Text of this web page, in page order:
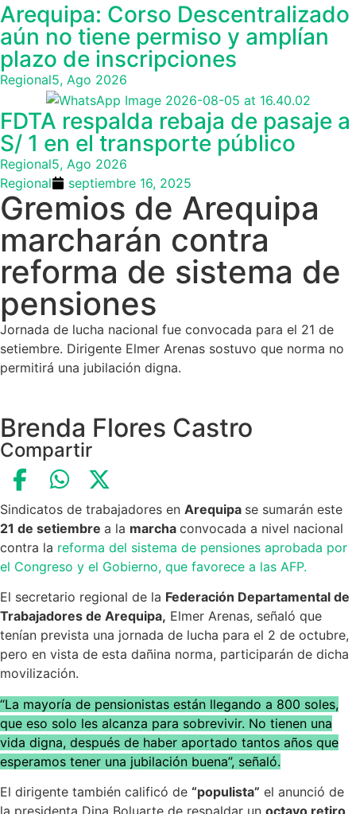
Arequipa: Corso Descentralizado
aún no tiene permiso y amplían
plazo de inscripciones
Regional5, Ago 2026
FDTA respalda rebaja de pasaje a
S/ 1 en el transporte público
Regional5, Ago 2026
Regional
septiembre 16, 2025
Gremios de Arequipa
marcharán contra
reforma de sistema de
pensiones
Jornada de lucha nacional fue convocada para el 21 de
setiembre. Dirigente Elmer Arenas sostuvo que norma no
permitirá una jubilación digna.
Brenda Flores Castro
Compartir
Sindicatos de trabajadores en Arequipa se sumarán este
21 de setiembre a la marcha convocada a nivel nacional
contra la reforma del sistema de pensiones aprobada por
el Congreso y el Gobierno, que favorece a las AFP.
El secretario regional de la Federación Departamental de
Trabajadores de Arequipa, Elmer Arenas, señaló que
tenían prevista una jornada de lucha para el 2 de octubre,
pero en vista de esta dañina norma, participarán de dicha
movilización.
“La mayoría de pensionistas están llegando a 800 soles,
que eso solo les alcanza para sobrevivir. No tienen una
vida digna, después de haber aportado tantos años que
esperamos tener una jubilación buena”, señaló.
El dirigente también calificó de “populista” el anunció de
la presidenta Dina Boluarte de respaldar un octavo retiro